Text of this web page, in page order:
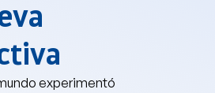
experimentó